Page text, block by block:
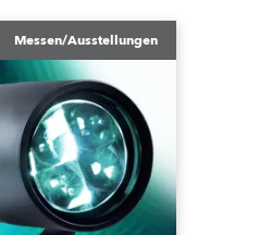
Messen/Ausstellungen